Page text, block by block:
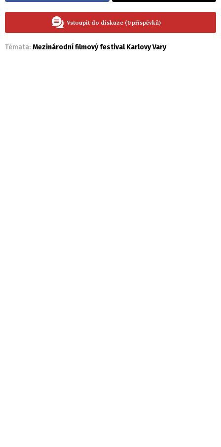
Vstoupit do diskuze (0 příspěvků)
Témata: Mezinárodní filmový festival Karlovy Vary